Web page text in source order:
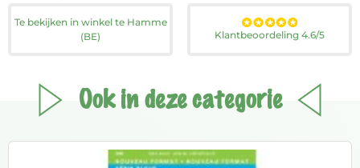
Te bekijken in winkel te Hamme
(BE)
Klantbeoordeling 4.6/5
Ook in deze categorie